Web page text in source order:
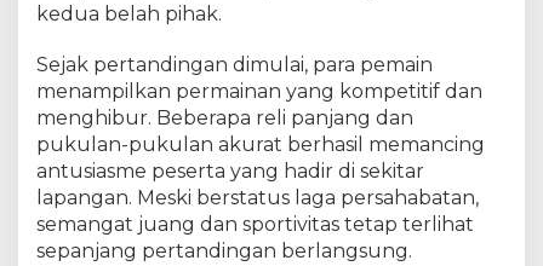
e
d
l
y
t
c
h
,
kedua belah pihak.
Sejak pertandingan dimulai, para pemain
menampilkan permainan yang kompetitif dan
menghibur. Beberapa reli panjang dan
pukulan-pukulan akurat berhasil memancing
antusiasme peserta yang hadir di sekitar
lapangan. Meski berstatus laga persahabatan,
semangat juang dan sportivitas tetap terlihat
sepanjang pertandingan berlangsung.